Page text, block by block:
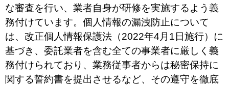
な審査を行い、業者自身が研修を実施するよう義
務付けています。個人情報の漏洩防止について
は、改正個人情報保護法（2022年4月1日施行）に
基づき、委託業者を含む全ての事業者に厳しく義
務付けられており、業務従事者からは秘密保持に
関する誓約書を提出させるなど、その遵守を徹底